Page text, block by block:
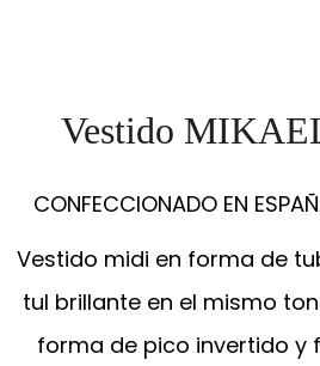
Vestido
CONFECCIONADO EN
Vestido midi en forma de
tul brillante en el mismo
forma de pico invertido y